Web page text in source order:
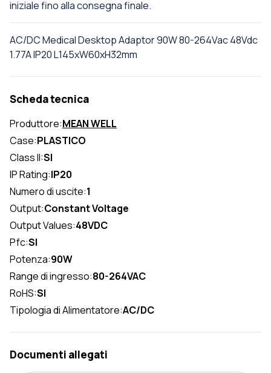
iniziale fino alla consegna finale.
AC/DC Medical Desktop Adaptor 90W 80-264Vac 48Vdc
1.77A IP20 L145xW60xH32mm
Scheda tecnica
Produttore:MEAN WELL
Case:PLASTICO
Class II:SI
IP Rating:IP20
Numero di uscite:1
Output:Constant Voltage
Output Values:48VDC
Pfc:SI
Potenza:90W
Range di ingresso:80-264VAC
RoHS:SI
Tipologia di Alimentatore:AC/DC
Documenti allegati